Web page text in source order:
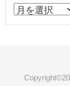
ARCHIVE